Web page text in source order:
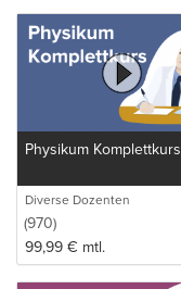
Physikum Komplettkurs
Diverse Dozenten
(970)
99,99 € mtl.